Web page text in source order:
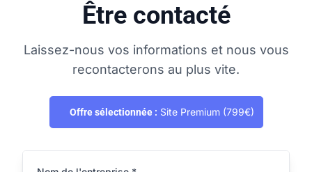
Être contacté
Laissez-nous vos informations et nous vous
recontacterons au plus vite.
Offre sélectionnée : Site Premium (799€)